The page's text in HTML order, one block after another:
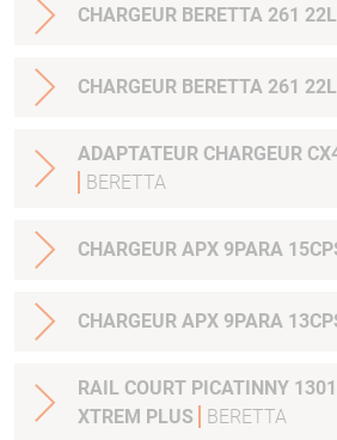
CHARGEUR BERETTA 261
CHARGEUR BERETTA 261
ADAPTATEUR CHARGEUR
BERETTA
CHARGEUR APX 9PARA
CHARGEUR APX 9PARA
RAIL COURT PICATINNY
XTREM PLUS
BERETTA